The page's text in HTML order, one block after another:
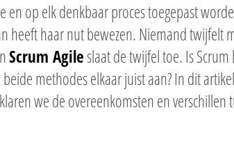
en op elk denkbaar proces toegepast
heeft haar nut bewezen. Niemand twijfelt
Scrum Agileslaat de twijfel toe. Is
methodes elkaar juist aan? In dit
we de overeenkomsten en